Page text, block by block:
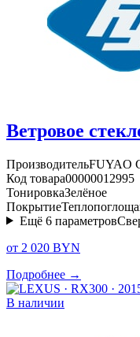
Ветровое
ПроизводительFUYAO
Код товара00000012995
ТонировкаЗелёное
Покрытие
Ещё 6 параметров
от 2 020 BYN
Подробнее →
В наличии